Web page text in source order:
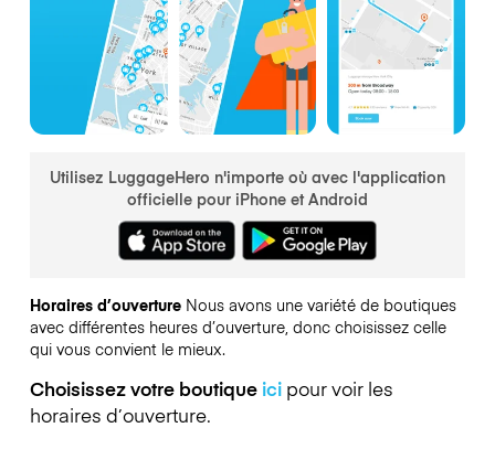
Utilisez LuggageHero n'importe où avec l'application
officielle pour iPhone et Android
Horaires d’ouverture Nous avons une variété de boutiques
avec différentes heures d’ouverture, donc choisissez celle
qui vous convient le mieux.
Choisissez votre boutique icipour voir les
horaires d’ouverture.